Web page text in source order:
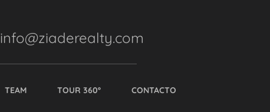
info@ziaderealty.com
TEAM TOUR 360º CONTACTO